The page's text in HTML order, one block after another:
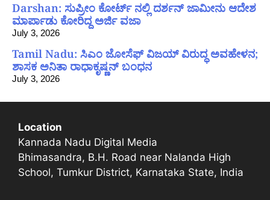
Darshan: ಸುಪ್ರೀಂ ಕೋರ್ಟ್ ನಲ್ಲಿ ದರ್ಶನ್ ಜಾಮೀನು ಆದೇಶ
ಮಾರ್ಪಾಡು ಕೋರಿದ್ದ ಅರ್ಜಿ ವಜಾ
July 3, 2026
Tamil Nadu: ಸಿಎಂ ಜೋಸೆಫ್ ವಿಜಯ್ ವಿರುದ್ಧ ಅವಹೇಳನ;
ಶಾಸಕ ಅನಿತಾ ರಾಧಾಕೃಷ್ಣನ್ ಬಂಧನ
July 3, 2026
Location
Kannada Nadu Digital Media
Bhimasandra, B.H. Road near Nalanda High
School, Tumkur District, Karnataka State, India